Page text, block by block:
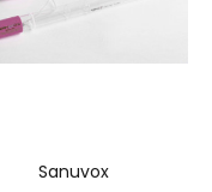
Sanuvox